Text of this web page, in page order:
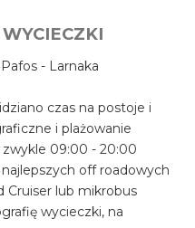
- Larnaka
czas na postoje i
i plażowanie
zwykle 09:00 - 20:00
off roadowych
Cruiser lub mikrobus
wycieczki, na